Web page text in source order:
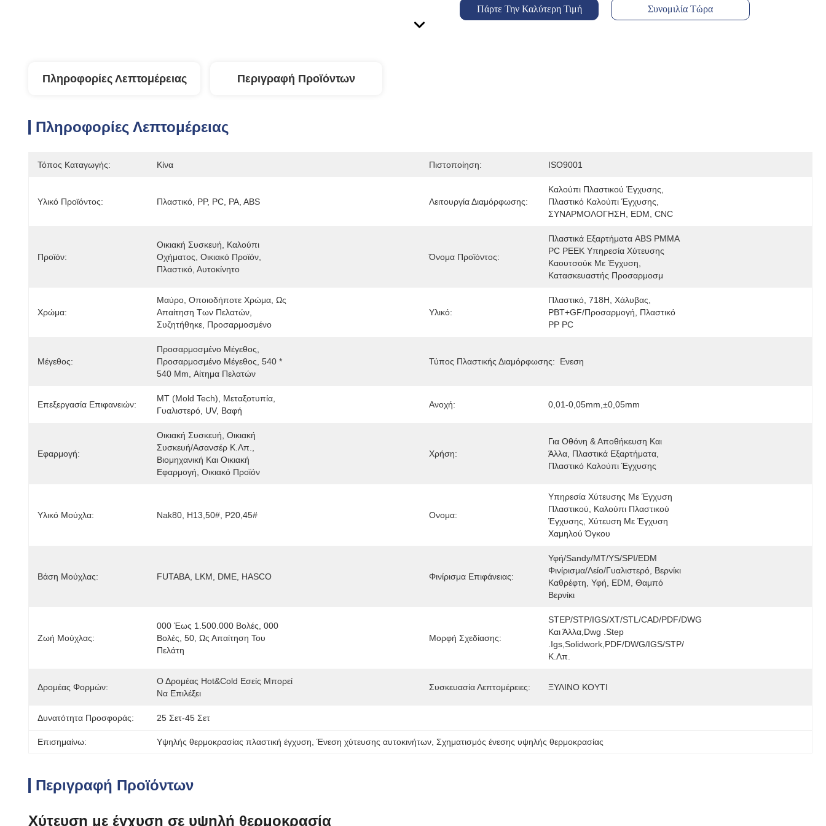
Πάρτε Την Καλύτερη Τιμή Συνομιλία Τώρα
Πληροφορίες Λεπτομέρειας Περιγραφή Προϊόντων
Πληροφορίες Λεπτομέρειας
Τόπος Καταγωγής: Κίνα Πιστοποίηση: ISO9001
Υλικό Προϊόντος: Πλαστικό, PP, PC, PA, ABS Λειτουργία Διαμόρφωσης:
Καλούπι Πλαστικού Έγχυσης,
Πλαστικό Καλούπι Έγχυσης,
ΣΥΝΑΡΜΟΛΟΓΗΣΗ, EDM, CNC
Προϊόν:
Οικιακή Συσκευή, Καλούπι
Οχήματος, Οικιακό Προϊόν,
Πλαστικό, Αυτοκίνητο
Όνομα Προϊόντος:
Πλαστικά Εξαρτήματα ABS PMMA
PC PEEK Υπηρεσία Χύτευσης
Καουτσούκ Με Έγχυση,
Κατασκευαστής Προσαρμοσμ
Χρώμα:
Μαύρο, Οποιοδήποτε Χρώμα, Ως
Απαίτηση Των Πελατών,
Συζητήθηκε, Προσαρμοσμένο
Υλικό:
Πλαστικό, 718H, Χάλυβας,
PBT+GF/προσαρμογή, Πλαστικό
PP PC
Μέγεθος:
Προσαρμοσμένο Μέγεθος,
Προσαρμοσμένο Μέγεθος, 540 *
540 Mm, Αίτημα Πελατών
Τύπος Πλαστικής Διαμόρφωσης: Ενεση
Επεξεργασία Επιφανειών:
MT (Mold Tech), Μεταξοτυπία,
Γυαλιστερό, UV, Βαφή
Ανοχή: 0,01-0,05mm,±0,05mm
Εφαρμογή:
Οικιακή Συσκευή, Οικιακή
Συσκευή/Ασανσέρ Κ.λπ.,
Βιομηχανική Και Οικιακή
Εφαρμογή, Οικιακό Προϊόν
Χρήση:
Για Οθόνη & Αποθήκευση Και
Άλλα, Πλαστικά Εξαρτήματα,
Πλαστικό Καλούπι Έγχυσης
Υλικό Μούχλα: Nak80, H13,50#, P20,45# Ονομα:
Υπηρεσία Χύτευσης Με Έγχυση
Πλαστικού, Καλούπι Πλαστικού
Έγχυσης, Χύτευση Με Έγχυση
Χαμηλού Όγκου
Βάση Μούχλας: FUTABA, LKM, DME, HASCO Φινίρισμα Επιφάνειας:
Υφή/Sandy/MT/YS/SPI/EDM
Φινίρισμα/λείο/γυαλιστερό, Βερνίκι
Καθρέφτη, Υφή, EDM, Θαμπό
Βερνίκι
Ζωή Μούχλας:
000 Έως 1.500.000 Βολές, 000
Βολές, 50, Ως Απαίτηση Του
Πελάτη
Μορφή Σχεδίασης:
STEP/STP/IGS/XT/STL/CAD/PDF/DWG
Και Άλλα,Dwg .step
.igs,solidwork,PDF/DWG/IGS/STP/
Κ.λπ.
Δρομέας Φορμών:
Ο Δρομέας Hot&Cold Εσείς Μπορεί
Να Επιλέξει
Συσκευασία Λεπτομέρειες: ΞΥΛΙΝΟ ΚΟΥΤΙ
Δυνατότητα Προσφοράς: 25 Σετ-45 Σετ
Επισημαίνω: Υψηλής θερμοκρασίας πλαστική έγχυση Ένεση χύτευσης αυτοκινήτων Σχηματισμός ένεσης υψηλής θερμοκρασίας
Περιγραφή Προϊόντων
Χύτευση με έγχυση σε υψηλή θερμοκρασία